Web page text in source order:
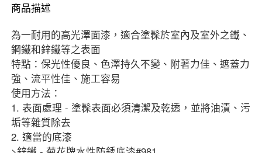
商品描述
為一耐用的高光澤面漆，適合塗髹於室內及室外之鐵、
鋼鐵和鋅鐵等之表面
特點：保光性優良、色澤持久不變、附著力佳、遮蓋力
強、流平性佳、施工容易
使用方法：
1. 表面處理 - 塗髹表面必須清潔及乾透，並將油漬、污
垢等雜質除去
2. 適當的底漆